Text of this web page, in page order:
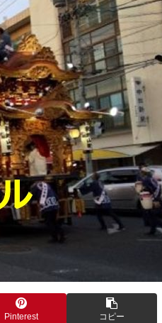
Pinterest コピー